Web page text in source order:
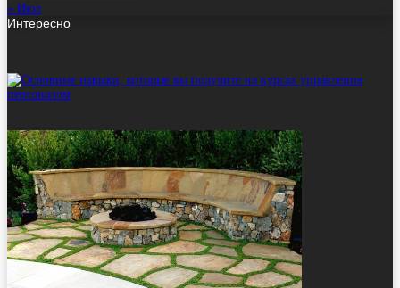
« Июл
Интересно